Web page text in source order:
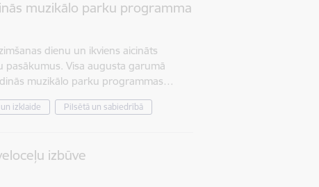
muzikālo parku programma
dienu un ikviens aicināts
pasākumus. Visa augusta garumā
muzikālo parku programmas…
izklaide Pilsētā un sabiedrībā
izbūve